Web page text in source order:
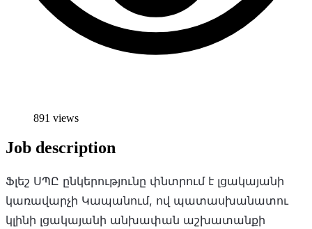
891 views
Job description
Ֆլեշ ՍՊԸ ընկերությունը փնտրում է լցակայանի
կառավարչի Կապանում, ով պատասխանատու
կլինի լցակայանի անխափան աշխատանքի